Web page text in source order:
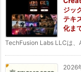
ジッ
テキ
化ま
TechFusion Labs LLCは、
2026